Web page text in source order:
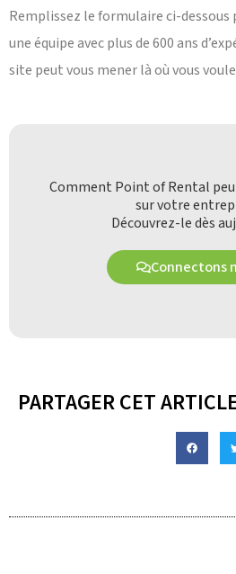
Remplissez le formulaire ci-
une équipe avec plus de 600 ans
site peut vous mener là où vous
Comment Point of Rental
sur votre
Découvrez-le dès
Connectons
PARTAGER CET